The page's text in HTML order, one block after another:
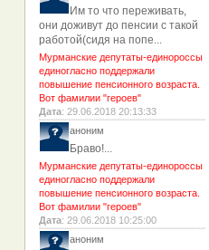
Им то что переживать,
они доживут до пенсии с такой
работой(сидя на попе...
Мурманские депутаты-единороссы
единогласно поддержали
повышение пенсионного возраста.
Вот фамилии "героев"
Дата: 29.06.2018 20:13:33
аноним
Браво!...
Мурманские депутаты-единороссы
единогласно поддержали
повышение пенсионного возраста.
Вот фамилии "героев"
Дата: 29.06.2018 10:25:00
аноним